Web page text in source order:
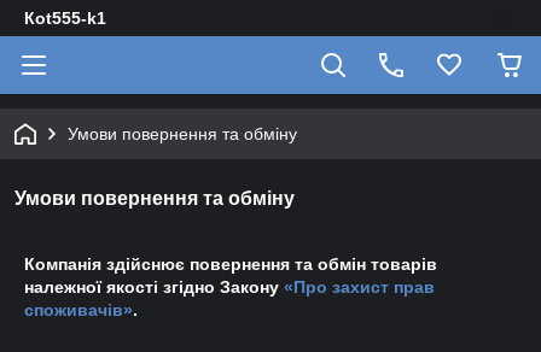
Кot555-k1
Умови повернення та обміну
Умови повернення та обміну
Компанія здійснює повернення та обмін товарів
належної якості згідно Закону «Про захист прав
споживачів».